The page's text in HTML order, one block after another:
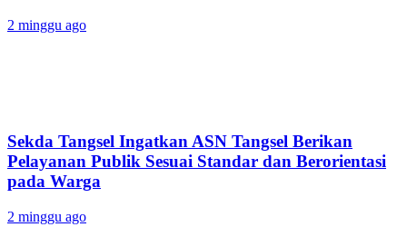
2 minggu ago
Sekda Tangsel Ingatkan ASN Tangsel Berikan
Pelayanan Publik Sesuai Standar dan Berorientasi
pada Warga
2 minggu ago